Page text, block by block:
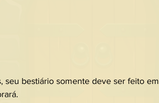
seu bestiário somente deve ser feito em